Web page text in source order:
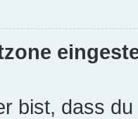
bist, dass